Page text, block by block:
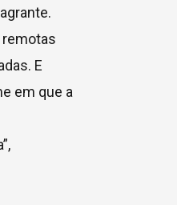
remotas
E
em que a